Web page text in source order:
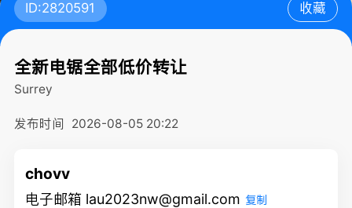
ID:2820591 收藏
全新电锯全部低价转让
Surrey
发布时间 2026-08-05 20:22
chovv
电子邮箱 lau2023nw@gmail.com 复制